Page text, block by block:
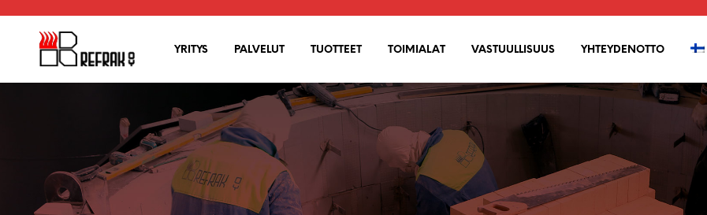
YRITYS PALVELUT TUOTTEET TOIMIALAT VASTUULLISUUS YHTEYDENOTTO